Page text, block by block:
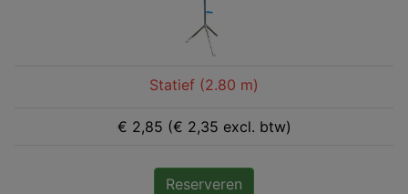
Statief (2.80 m)
€ 2,85 (€ 2,35 excl. btw)
Reserveren